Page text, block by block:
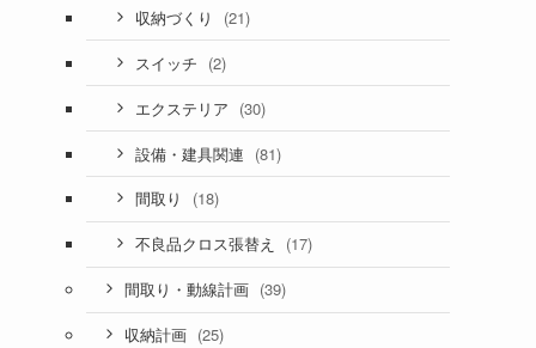
収納づくり (21)
スイッチ (2)
エクステリア (30)
設備・建具関連 (81)
間取り (18)
不良品クロス張替え (17)
間取り・動線計画 (39)
収納計画 (25)